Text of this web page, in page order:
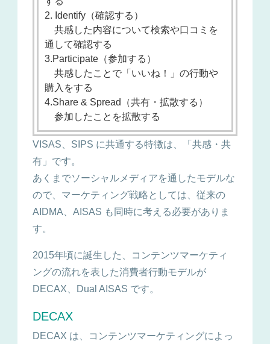
2. Identify（確認する）
共感した内容について検索や口コミを
通して確認する
3.Participate（参加する）
共感したことで「いいね！」の行動や
購入をする
4.Share & Spread（共有・拡散する）
参加したことを拡散する
VISAS、SIPS に共通する特徴は、「共感・共
有」です。
あくまでソーシャルメディアを通したモデルな
ので、マーケティング戦略としては、従来の
AIDMA、AISAS も同時に考える必要がありま
す。
2015年頃に誕生した、コンテンツマーケティ
ングの流れを表した消費者行動モデルが
DECAX、Dual AISAS です。
DECAX
DECAX は、コンテンツマーケティングによっ